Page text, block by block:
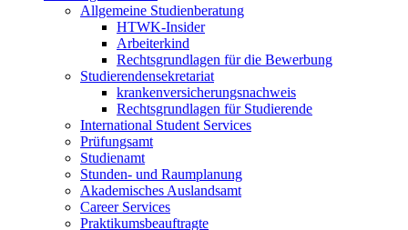
Allgemeine Studienberatung
HTWK-Insider
Arbeiterkind
Rechtsgrundlagen für die Bewerbung
Studierendensekretariat
krankenversicherungsnachweis
Rechtsgrundlagen für Studierende
International Student Services
Prüfungsamt
Studienamt
Stunden- und Raumplanung
Akademisches Auslandsamt
Career Services
Praktikumsbeauftragte